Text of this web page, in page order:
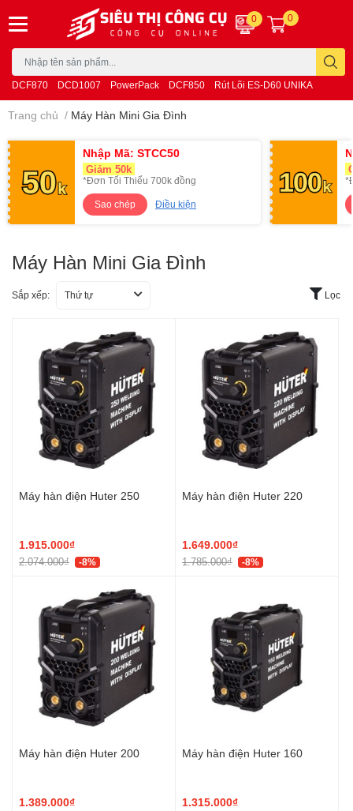
DCF870 DCD1007 PowerPack DCF850 Rút Lõi ES-D60 UNIKA
0 0
Trang chủ / Máy Hàn Mini Gia Đình
Nhập Mã: STCC50
Giảm 50k
*Đơn Tối Thiểu 700k đồng
Sao chép
Điều kiện
Máy Hàn Mini Gia Đình
Sắp xếp: Thứ tự Lọc
Máy hàn điện Huter 250
1.915.000₫
2.074.000₫ -8%
Máy hàn điện Huter 220
1.649.000₫
1.785.000₫ -8%
Máy hàn điện Huter 200
1.389.000₫
Máy hàn điện Huter 160
1.315.000₫